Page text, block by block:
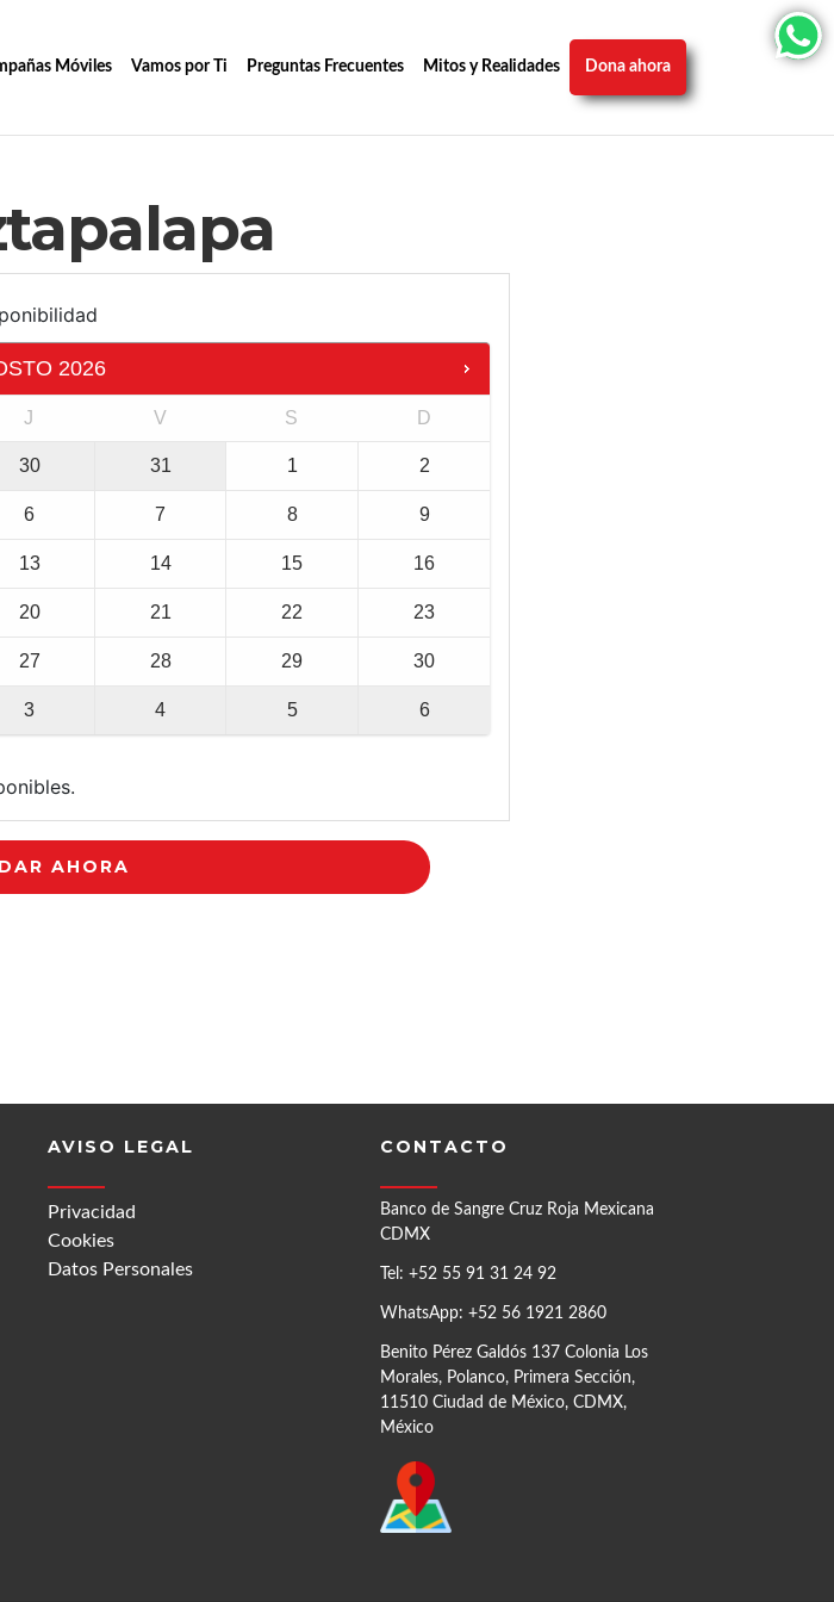
Móviles Vamos por Ti Preguntas Frecuentes Mitos y Realidades Dona ahora
2026
J V S D
30 31 1 2
6 7 8 9
13 14 15 16
20 21 22 23
27 28 29 30
3 4 5 6
AHORA
AVISO LEGAL
Privacidad
Cookies
Datos Personales
CONTACTO
Banco de Sangre Cruz Roja Mexicana
CDMX
Tel: +52 55 91 31 24 92
WhatsApp: +52 56 1921 2860
Benito Pérez Galdós 137 Colonia Los
Morales, Polanco, Primera Sección,
11510 Ciudad de México, CDMX,
México